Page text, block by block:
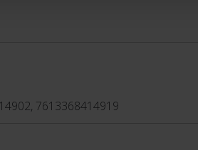
7613368414919